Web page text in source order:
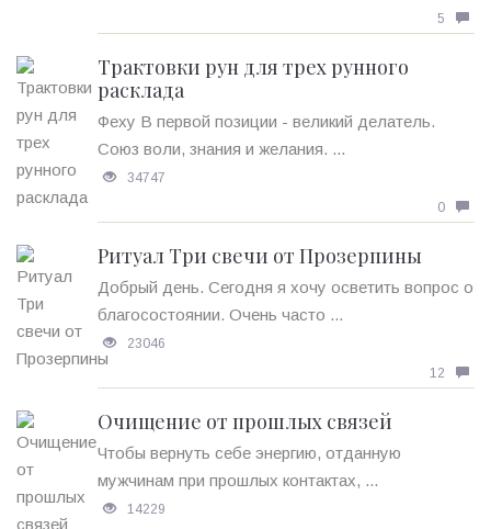
5
Трактовки рун для трех рунного
расклада
Феху В первой позиции - великий делатель.
Союз воли, знания и желания. ...
34747
0
Ритуал Три свечи от Прозерпины
Добрый день. Сегодня я хочу осветить вопрос о
благосостоянии. Очень часто ...
23046
12
Очищение от прошлых связей
Чтобы вернуть себе энергию, отданную
мужчинам при прошлых контактах, ...
14229